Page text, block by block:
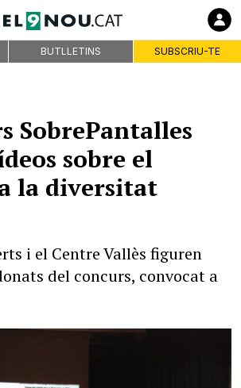
BUTLLETINS SUBSCRIU-TE
SobrePantalles
sobre el
la diversitat
i el Centre Vallès figuren
del concurs, convocat a